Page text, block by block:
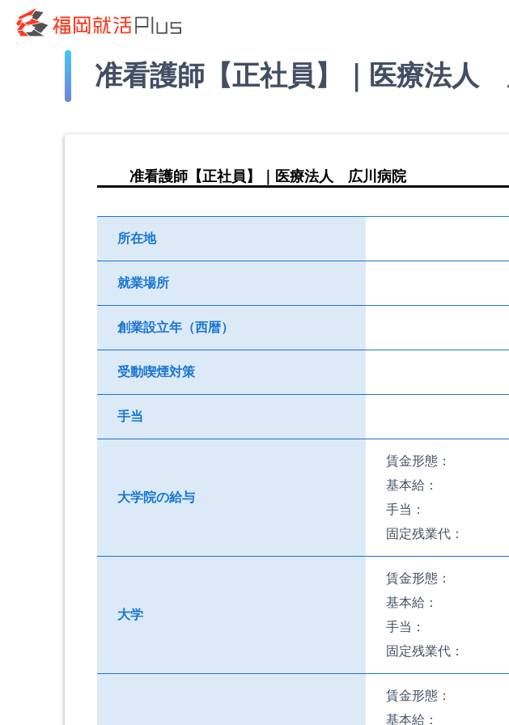
准看護師【正社員】｜医療法人
准看護師【正社員】｜医療法人 広川病院
所在地
就業場所
創業設立年（西暦）
受動喫煙対策
手当
大学院の給与
賃金形態：
基本給：
手当：
固定残業代：
大学
賃金形態：
基本給：
手当：
固定残業代：
賃金形態：
基本給：